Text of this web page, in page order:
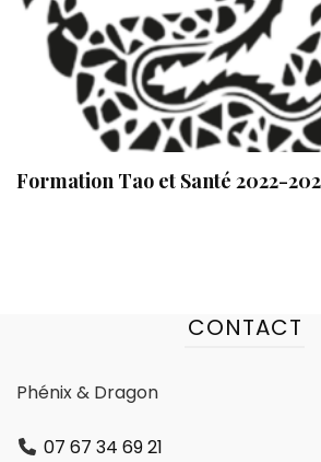
Formation Tao et Santé 2022-
CONTACT
Phénix & Dragon
07 67 34 69 21